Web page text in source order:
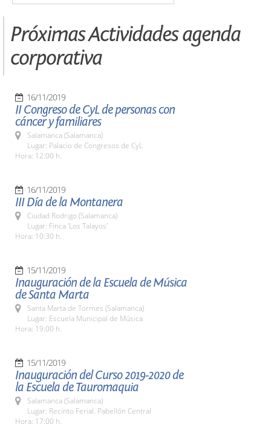
Próximas Actividades agenda
corporativa
16/11/2019
II Congreso de CyL de personas con
cáncer y familiares
Salamanca (Salamanca)
Lugar: Palacio de Congresos de CyL
Hora: 12:00 h.
16/11/2019
III Día de la Montanera
Ciudad Rodrigo (Salamanca)
Lugar: Finca 'Los Talayos'
Hora: 10:30 h.
15/11/2019
Inauguración de la Escuela de Música
de Santa Marta
Santa Marta de Tormes (Salamanca)
Lugar: Escuela Municipal de Música
Hora: 19:00 h.
15/11/2019
Inauguración del Curso 2019-2020 de
la Escuela de Tauromaquia
Salamanca (Salamanca)
Lugar: Recinto Ferial. Pabellón Central
Hora: 17:00 h.